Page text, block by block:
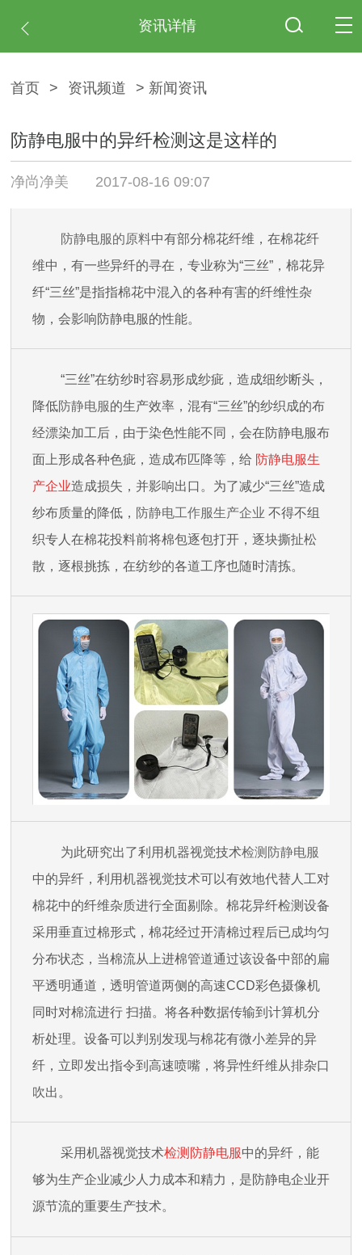
资讯详情
首页 > 资讯频道 > 新闻资讯
防静电服中的异纤检测这是这样的
净尚净美 2017-08-16 09:07
防静电服的原料中有部分棉花纤维，在棉花纤
维中，有一些异纤的寻在，专业称为“三丝”，棉花异
纤“三丝”是指指棉花中混入的各种有害的纤维性杂
物，会影响防静电服的性能。
“三丝”在纺纱时容易形成纱疵，造成细纱断头，
降低防静电服的生产效率，混有“三丝”的纱织成的布
经漂染加工后，由于染色性能不同，会在防静电服布
面上形成各种色疵，造成布匹降等，给 防静电服生
产企业造成损失，并影响出口。为了减少“三丝”造成
纱布质量的降低， 防静电工作服生产企业 不得不组
织专人在棉花投料前将棉包逐包打开，逐块撕扯松
散，逐根挑拣，在纺纱的各道工序也随时清拣。
为此研究出了利用机器视觉技术检测防静电服
中的异纤，利用机器视觉技术可以有效地代替人工对
棉花中的纤维杂质进行全面剔除。棉花异纤检测设备
采用垂直过棉形式，棉花经过开清棉过程后已成均匀
分布状态，当棉流从上进棉管道通过该设备中部的扁
平透明通道，透明管道两侧的高速CCD彩色摄像机
同时对棉流进行 扫描。将各种数据传输到计算机分
析处理。设备可以判别发现与棉花有微小差异的异
纤，立即发出指令到高速喷嘴，将异性纤维从排杂口
吹出。
采用机器视觉技术检测防静电服中的异纤，能
够为生产企业减少人力成本和精力，是防静电企业开
源节流的重要生产技术。